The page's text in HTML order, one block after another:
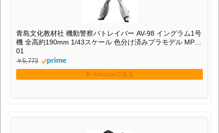
青島文化教材社 機動警察パトレイバー AV-98 イングラム1号
機 全高約190mm 1/43スケール 色分け済みプラモデル MP-
01
￥5,773